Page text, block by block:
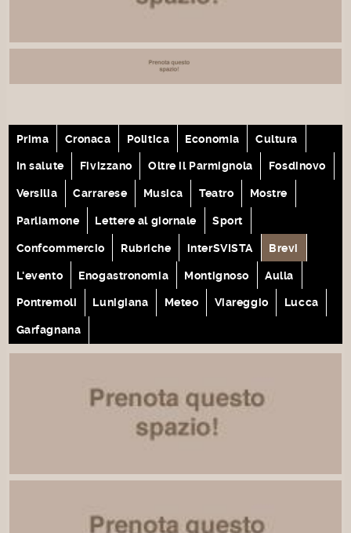
Prima Cronaca Politica Economia Cultura
In salute Fivizzano Oltre il Parmignola Fosdinovo
Versilia Carrarese Musica Teatro Mostre
Parliamone Lettere al giornale Sport
Confcommercio Rubriche interSVISTA Brevi
L'evento Enogastronomia Montignoso Aulla
Pontremoli Lunigiana Meteo Viareggio Lucca
Garfagnana